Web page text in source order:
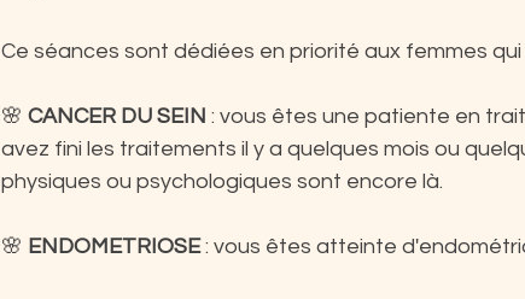
Ce séances sont dédiées en priorité aux femmes
🌸 CANCER DU SEIN : vous êtes une patiente en
avez fini les traitements il y a quelques mois ou
physiques ou psychologiques sont encore là.
🌸 ENDOMETRIOSE : vous êtes atteinte